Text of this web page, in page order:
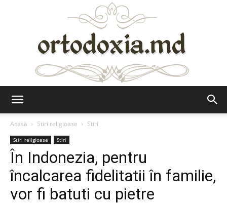
Acasă
Stiri religioase Stiri
Stiri religioase Stiri
În Indonezia, pentru
încalcarea fidelitatii în familie,
vor fi batuti cu pietre